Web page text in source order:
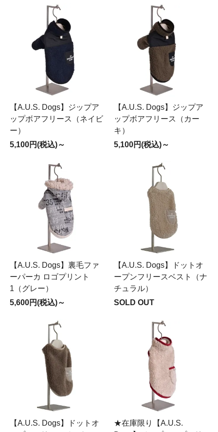
【A.U.S. Dogs】ジップア
ップボアフリース（ネイビ
ー）
5,100円(税込)～
【A.U.S. Dogs】ジップア
ップボアフリース（カー
キ）
5,100円(税込)～
【A.U.S. Dogs】裏毛ファ
ーパーカ ロゴプリント
1（グレー）
5,600円(税込)～
【A.U.S. Dogs】ドットオ
ープンフリースベスト（ナ
チュラル）
SOLD OUT
【A.U.S. Dogs】ドットオ
★在庫限り【A.U.S.